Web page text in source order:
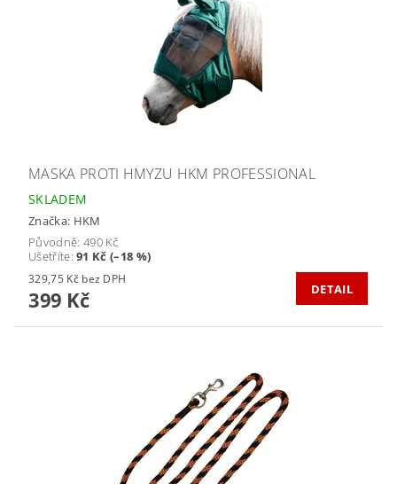
MASKA PROTI HMYZU HKM PROFESSIONAL
SKLADEM
Značka: HKM
Původně: 490 Kč
Ušetříte:91 Kč (–18 %)
329,75 Kč bez DPH
399 Kč DETAIL